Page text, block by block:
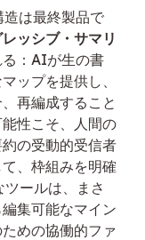
は最終製品で
ッシブ・サマリ
：AIが生の書
ップを提供し、
再編成すること
性こそ、人間の
の受動的受信者
、枠組みを明確
ツールは、まさ
集可能なマイン
めの協働的ファ